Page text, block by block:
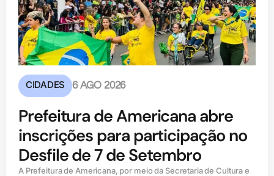
CIDADES 6 AGO 2026
Prefeitura de Americana abre
inscrições para participação no
Desfile de 7 de Setembro
A Prefeitura de Americana, por meio da Secretaria de Cultura e